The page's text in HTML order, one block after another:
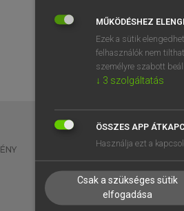
EGYÉNI FELHASZNÁLÓKNAK
TANULÓKNAK
VÁLLALATI MEGOLDÁSOK
MŰKÖDÉSHEZ
Ezek a sütik
felhasználók nem
személyre szabott
↓ 3 szolgáltatás
ÖSSZES APP
Használja ezt a
Csak a szükséges sütik
elfogadása